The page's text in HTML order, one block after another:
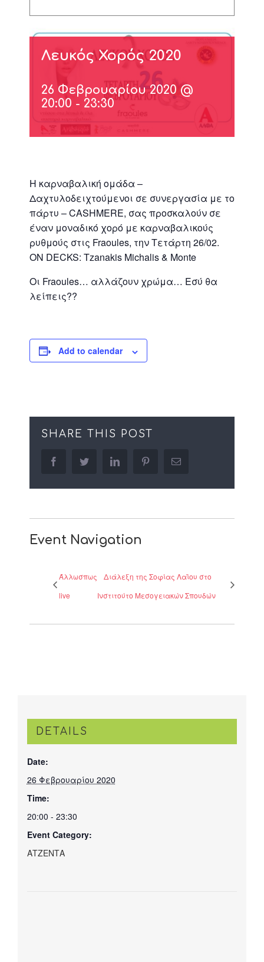
Λευκός Χορός 2020
26 Φεβρουαρίου 2020 @
20:00 - 23:30
Η καρναβαλική ομάδα –
Δαχτυλοδειχτούμενοι σε συνεργασία με το
πάρτυ – CASHMERE, σας προσκαλούν σε
έναν μοναδικό χορό με καρναβαλικούς
ρυθμούς στις Fraoules, την Τετάρτη 26/02.
ON DECKS: Tzanakis Michalis & Monte
Οι Fraoules… αλλάζουν χρώμα… Εσύ θα
λείπεις??
Add to calendar
SHARE THIS POST
facebooktwitter linkedin pinterestEmail
Event Navigation
Άλλωσπως
live
Διάλεξη της Σοφίας Λαΐου στο
Ινστιτούτο Μεσογειακών Σπουδών
DETAILS
Date:
26 Φεβρουαρίου 2020
Time:
20:00 - 23:30
Event Category:
ΑΤΖΕΝΤΑ